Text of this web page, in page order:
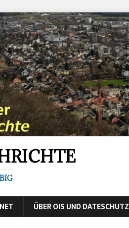
ÜBER OIS UND DATESCHUTZ